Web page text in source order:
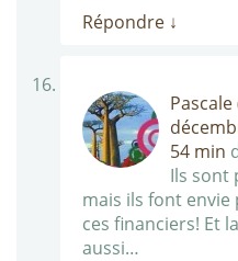
Répondre ↓
Pascale
54 min
Ils sont
mais ils font envie
ces financiers! Et
aussi…